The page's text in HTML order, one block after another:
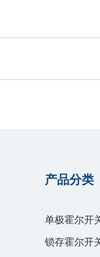
产品分类
单极霍尔开
锁存霍尔开